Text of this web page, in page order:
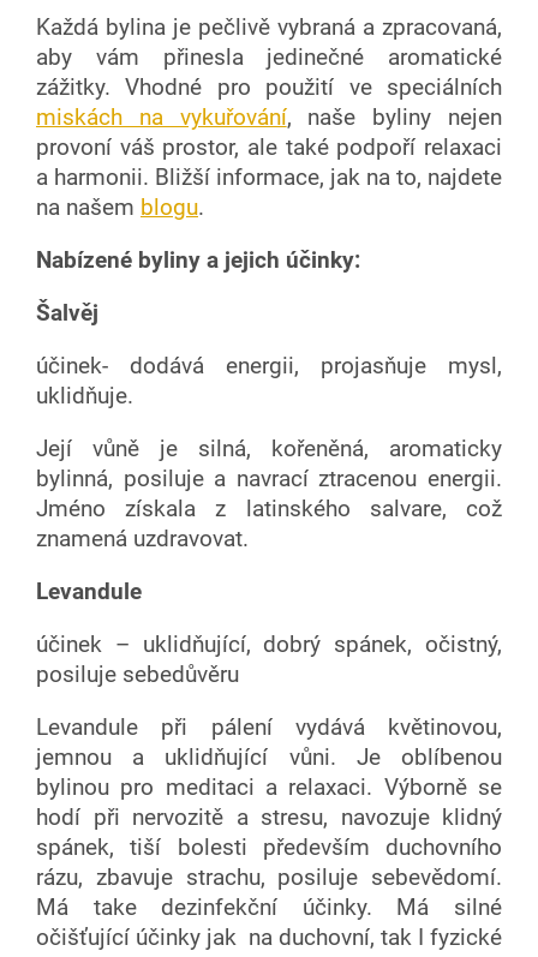
Každá bylina je pečlivě vybraná a zpracovaná,
aby vám přinesla jedinečné aromatické
zážitky. Vhodné pro použití ve speciálních
miskách na vykuřování, naše byliny nejen
provoní váš prostor, ale také podpoří relaxaci
a harmonii. Bližší informace, jak na to, najdete
na našem blogu.
Nabízené byliny a jejich účinky:
Šalvěj
účinek- dodává energii, projasňuje mysl,
uklidňuje.
Její vůně je silná, kořeněná, aromaticky
bylinná, posiluje a navrací ztracenou energii.
Jméno získala z latinského salvare, což
znamená uzdravovat.
Levandule
účinek – uklidňující, dobrý spánek, očistný,
posiluje sebedůvěru
Levandule při pálení vydává květinovou,
jemnou a uklidňující vůni. Je oblíbenou
bylinou pro meditaci a relaxaci. Výborně se
hodí při nervozitě a stresu, navozuje klidný
spánek, tiší bolesti především duchovního
rázu, zbavuje strachu, posiluje sebevědomí.
Má take dezinfekční účinky. Má silné
očišťující účinky jak na duchovní, tak I fyzické